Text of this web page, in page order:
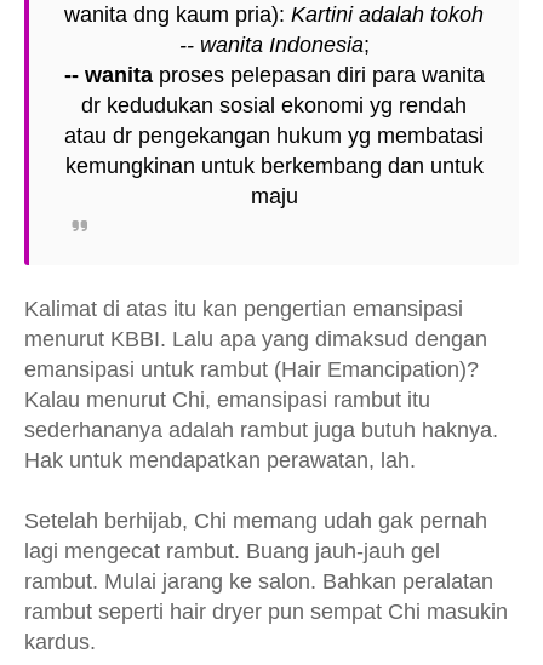
wanita dng kaum pria): Kartini adalah tokoh
-- wanita Indonesia;
-- wanitaproses pelepasan diri para wanita
dr kedudukan sosial ekonomi yg rendah
atau dr pengekangan hukum yg membatasi
kemungkinan untuk berkembang dan untuk
maju
Kalimat di atas itu kan pengertian emansipasi
menurut KBBI. Lalu apa yang dimaksud dengan
emansipasi untuk rambut (Hair Emancipation)?
Kalau menurut Chi, emansipasi rambut itu
sederhananya adalah rambut juga butuh haknya.
Hak untuk mendapatkan perawatan, lah.
Setelah berhijab, Chi memang udah gak pernah
lagi mengecat rambut. Buang jauh-jauh gel
rambut. Mulai jarang ke salon. Bahkan peralatan
rambut seperti hair dryer pun sempat Chi masukin
kardus.